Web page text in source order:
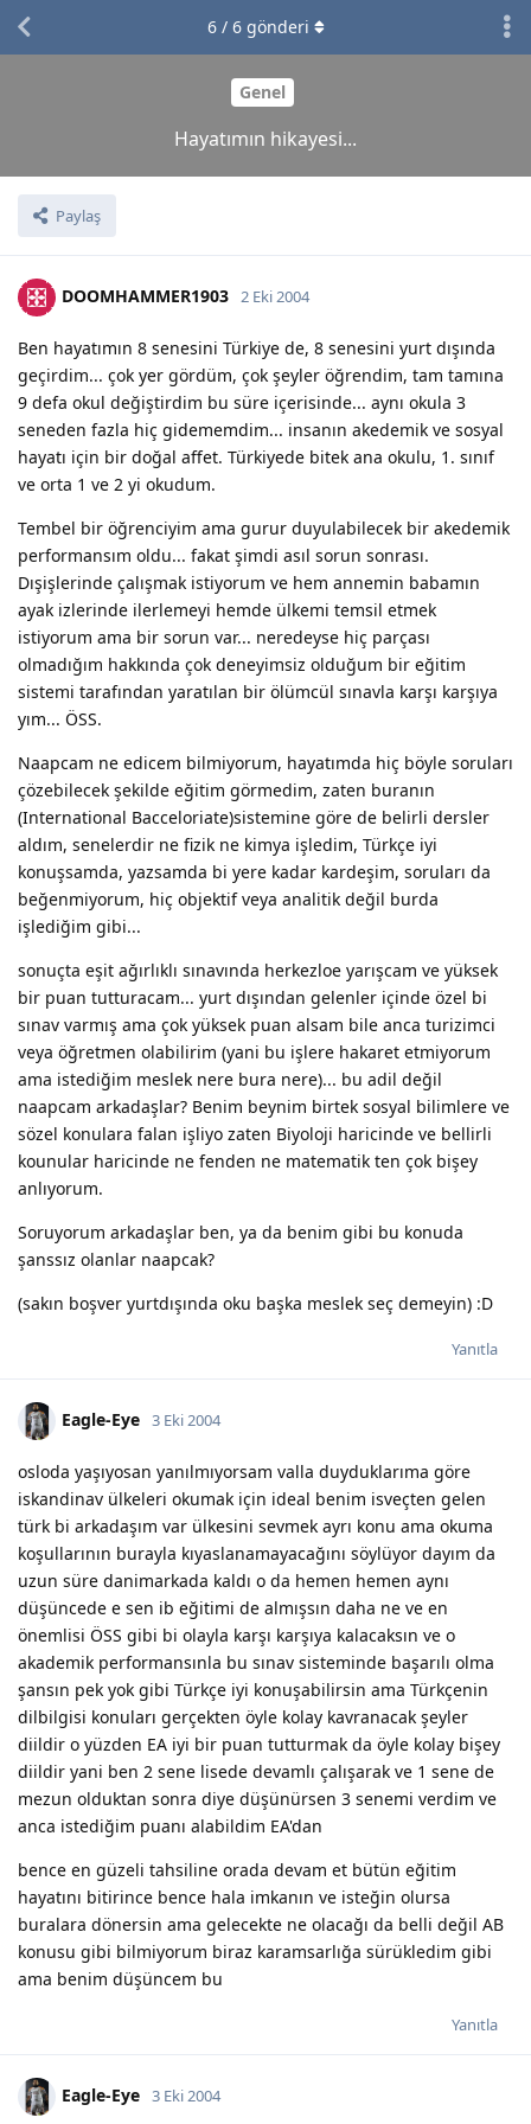
Genel
Hayatımın hikayesi...
Paylaş
6/ 6gönderi
DOOMHAMMER1903 2 Eki 2004
Ben hayatımın 8 senesini Türkiye de, 8 senesini yurt dışında
geçirdim... çok yer gördüm, çok şeyler öğrendim, tam tamına
9 defa okul değiştirdim bu süre içerisinde... aynı okula 3
seneden fazla hiç gidememdim... insanın akedemik ve sosyal
hayatı için bir doğal affet. Türkiyede bitek ana okulu, 1. sınıf
ve orta 1 ve 2 yi okudum.
Tembel bir öğrenciyim ama gurur duyulabilecek bir akedemik
performansım oldu... fakat şimdi asıl sorun sonrası.
Dışişlerinde çalışmak istiyorum ve hem annemin babamın
ayak izlerinde ilerlemeyi hemde ülkemi temsil etmek
istiyorum ama bir sorun var... neredeyse hiç parçası
olmadığım hakkında çok deneyimsiz olduğum bir eğitim
sistemi tarafından yaratılan bir ölümcül sınavla karşı karşıya
yım... ÖSS.
Naapcam ne edicem bilmiyorum, hayatımda hiç böyle soruları
çözebilecek şekilde eğitim görmedim, zaten buranın
(International Bacceloriate)sistemine göre de belirli dersler
aldım, senelerdir ne fizik ne kimya işledim, Türkçe iyi
konuşsamda, yazsamda bi yere kadar kardeşim, soruları da
beğenmiyorum, hiç objektif veya analitik değil burda
işlediğim gibi...
sonuçta eşit ağırlıklı sınavında herkezloe yarışcam ve yüksek
bir puan tutturacam... yurt dışından gelenler içinde özel bi
sınav varmış ama çok yüksek puan alsam bile anca turizimci
veya öğretmen olabilirim (yani bu işlere hakaret etmiyorum
ama istediğim meslek nere bura nere)... bu adil değil
naapcam arkadaşlar? Benim beynim birtek sosyal bilimlere ve
sözel konulara falan işliyo zaten Biyoloji haricinde ve bellirli
kounular haricinde ne fenden ne matematik ten çok bişey
anlıyorum.
Soruyorum arkadaşlar ben, ya da benim gibi bu konuda
şanssız olanlar naapcak?
(sakın boşver yurtdışında oku başka meslek seç demeyin) :D
Yanıtla
Eagle-Eye 3 Eki 2004
osloda yaşıyosan yanılmıyorsam valla duyduklarıma göre
iskandinav ülkeleri okumak için ideal benim isveçten gelen
türk bi arkadaşım var ülkesini sevmek ayrı konu ama okuma
koşullarının burayla kıyaslanamayacağını söylüyor dayım da
uzun süre danimarkada kaldı o da hemen hemen aynı
düşüncede e sen ib eğitimi de almışsın daha ne ve en
önemlisi ÖSS gibi bi olayla karşı karşıya kalacaksın ve o
akademik performansınla bu sınav sisteminde başarılı olma
şansın pek yok gibi Türkçe iyi konuşabilirsin ama Türkçenin
dilbilgisi konuları gerçekten öyle kolay kavranacak şeyler
diildir o yüzden EA iyi bir puan tutturmak da öyle kolay bişey
diildir yani ben 2 sene lisede devamlı çalışarak ve 1 sene de
mezun olduktan sonra diye düşünürsen 3 senemi verdim ve
anca istediğim puanı alabildim EA'dan
bence en güzeli tahsiline orada devam et bütün eğitim
hayatını bitirince bence hala imkanın ve isteğin olursa
buralara dönersin ama gelecekte ne olacağı da belli değil AB
konusu gibi bilmiyorum biraz karamsarlığa sürükledim gibi
ama benim düşüncem bu
Yanıtla
Eagle-Eye 3 Eki 2004